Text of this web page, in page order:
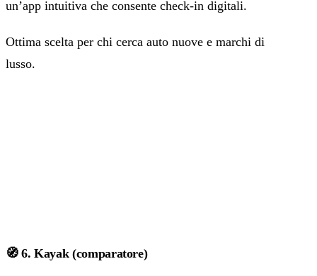
un’app intuitiva che consente check-in digitali.
Ottima scelta per chi cerca auto nuove e marchi di
lusso.
🧭 6. Kayak (comparatore)